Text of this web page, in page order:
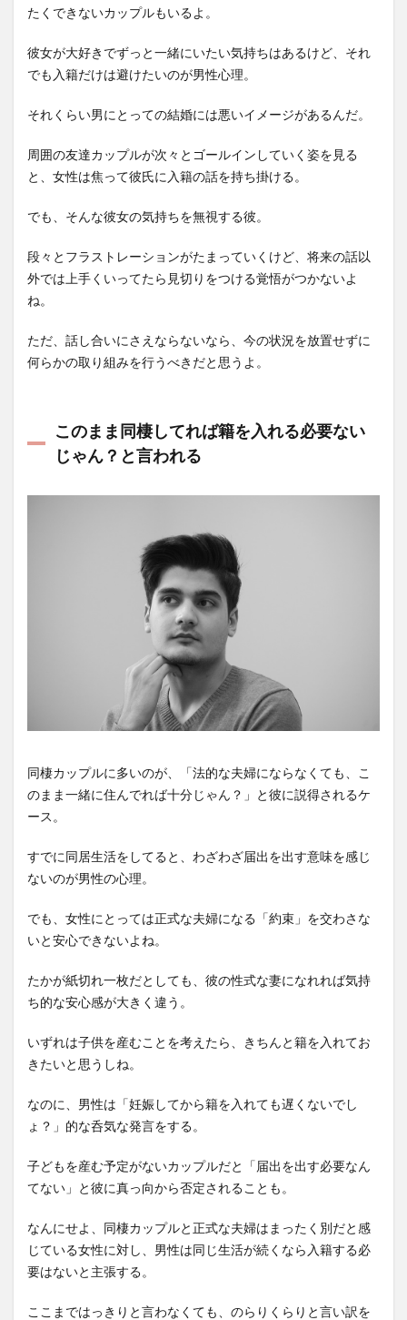
たくできないカップルもいるよ。
彼女が大好きでずっと一緒にいたい気持ちはあるけど、それ
でも入籍だけは避けたいのが男性心理。
それくらい男にとっての結婚には悪いイメージがあるんだ。
周囲の友達カップルが次々とゴールインしていく姿を見る
と、女性は焦って彼氏に入籍の話を持ち掛ける。
でも、そんな彼女の気持ちを無視する彼。
段々とフラストレーションがたまっていくけど、将来の話以
外では上手くいってたら見切りをつける覚悟がつかないよ
ね。
ただ、話し合いにさえならないなら、今の状況を放置せずに
何らかの取り組みを行うべきだと思うよ。
このまま同棲してれば籍を入れる必要ない
じゃん？と言われる
同棲カップルに多いのが、「法的な夫婦にならなくても、こ
のまま一緒に住んでれば十分じゃん？」と彼に説得されるケ
ース。
すでに同居生活をしてると、わざわざ届出を出す意味を感じ
ないのが男性の心理。
でも、女性にとっては正式な夫婦になる「約束」を交わさな
いと安心できないよね。
たかが紙切れ一枚だとしても、彼の性式な妻になれれば気持
ち的な安心感が大きく違う。
いずれは子供を産むことを考えたら、きちんと籍を入れてお
きたいと思うしね。
なのに、男性は「妊娠してから籍を入れても遅くないでし
ょ？」的な呑気な発言をする。
子どもを産む予定がないカップルだと「届出を出す必要なん
てない」と彼に真っ向から否定されることも。
なんにせよ、同棲カップルと正式な夫婦はまったく別だと感
じている女性に対し、男性は同じ生活が続くなら入籍する必
要はないと主張する。
ここまではっきりと言わなくても、のらりくらりと言い訳を